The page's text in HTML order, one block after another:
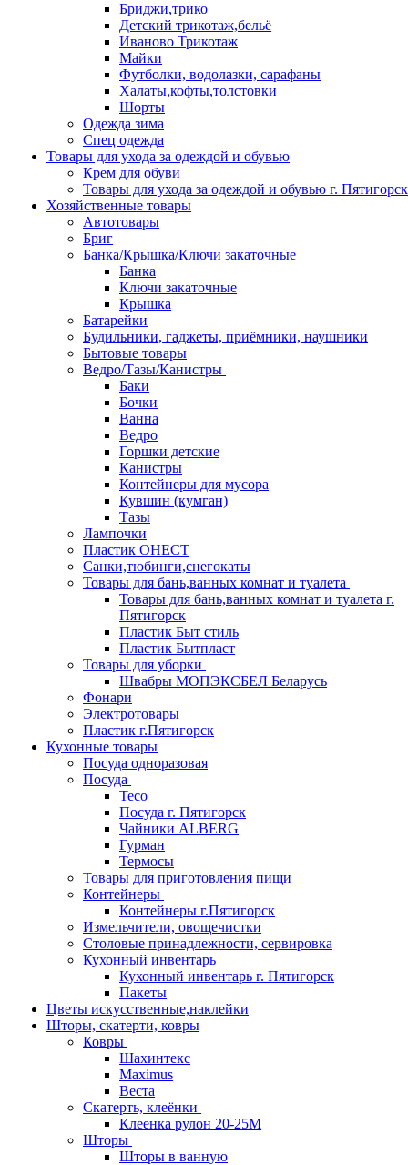
Бриджи,трико
Детский трикотаж,бельё
Иваново Трикотаж
Майки
Футболки, водолазки, сарафаны
Халаты,кофты,толстовки
Шорты
Одежда зима
Спец одежда
Товары для ухода за одеждой и обувью
Крем для обуви
Товары для ухода за одеждой и обувью г. Пятигорск
Хозяйственные товары
Автотовары
Бриг
Банка/Крышка/Ключи закаточные
Банка
Ключи закаточные
Крышка
Батарейки
Будильники, гаджеты, приёмники, наушники
Бытовые товары
Ведро/Тазы/Канистры
Баки
Бочки
Ванна
Ведро
Горшки детские
Канистры
Контейнеры для мусора
Кувшин (кумган)
Тазы
Лампочки
Пластик ОНЕСТ
Санки,тюбинги,снегокаты
Товары для бань,ванных комнат и туалета
Товары для бань,ванных комнат и туалета г.
Пятигорск
Пластик Быт стиль
Пластик Бытпласт
Товары для уборки
Швабры МОПЭКСБЕЛ Беларусь
Фонари
Электротовары
Пластик г.Пятигорск
Кухонные товары
Посуда одноразовая
Посуда
Teco
Посуда г. Пятигорск
Чайники ALBERG
Гурман
Термосы
Товары для приготовления пищи
Контейнеры
Контейнеры г.Пятигорск
Измельчители, овощечистки
Столовые принадлежности, сервировка
Кухонный инвентарь
Кухонный инвентарь г. Пятигорск
Пакеты
Цветы искусственные,наклейки
Шторы, скатерти, ковры
Ковры
Шахинтекс
Maximus
Веста
Скатерть, клеёнки
Клеенка рулон 20-25М
Шторы
Шторы в ванную